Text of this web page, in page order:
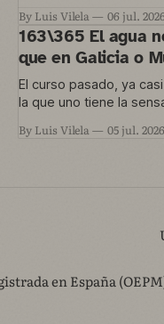
By Luis Vilela 06 jul. 2026
163\365 El agua
que en Galicia o
El curso pasado, ya
la que uno tiene la
proyecto que está en
By Luis Vilela 05 jul. 2026
en España